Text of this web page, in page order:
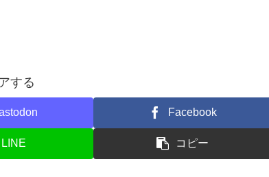
する
Facebook
LINE コピー